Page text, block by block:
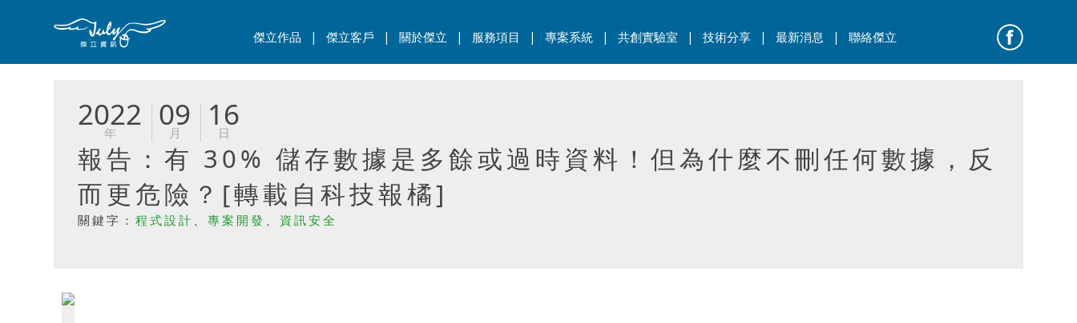
傑立作品 | 傑立客戶 | 關於傑立 | 服務項目 | 專案系統| 共創實驗室 | 技術分享| 最新消息 | 聯絡傑立
2022
年 09
月 16
日
報告：有 30% 儲存數據是多餘或過時資料！但為什麼不刪任何數據，反
而更危險？[轉載自科技報橘]
關鍵字： 程式設計 、 專案開發 、 資訊安全